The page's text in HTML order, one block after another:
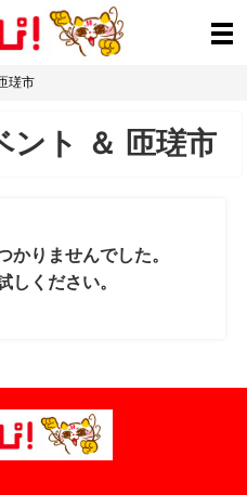
瑳市
ント ＆ 匝瑳市
かりませんでした。
しください。